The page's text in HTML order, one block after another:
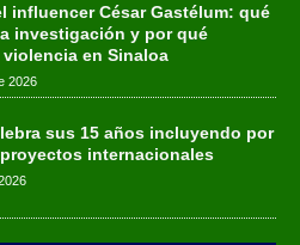
influencer César Gastélum: qué
investigación y por qué
en Sinaloa
2026
sus 15 años incluyendo por
internacionales